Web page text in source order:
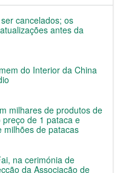
cancelados; os
antes da
do Interior da China
milhares de produtos de
de 1 pataca e
milhões de patacas
na cerimónia de
da Associação de